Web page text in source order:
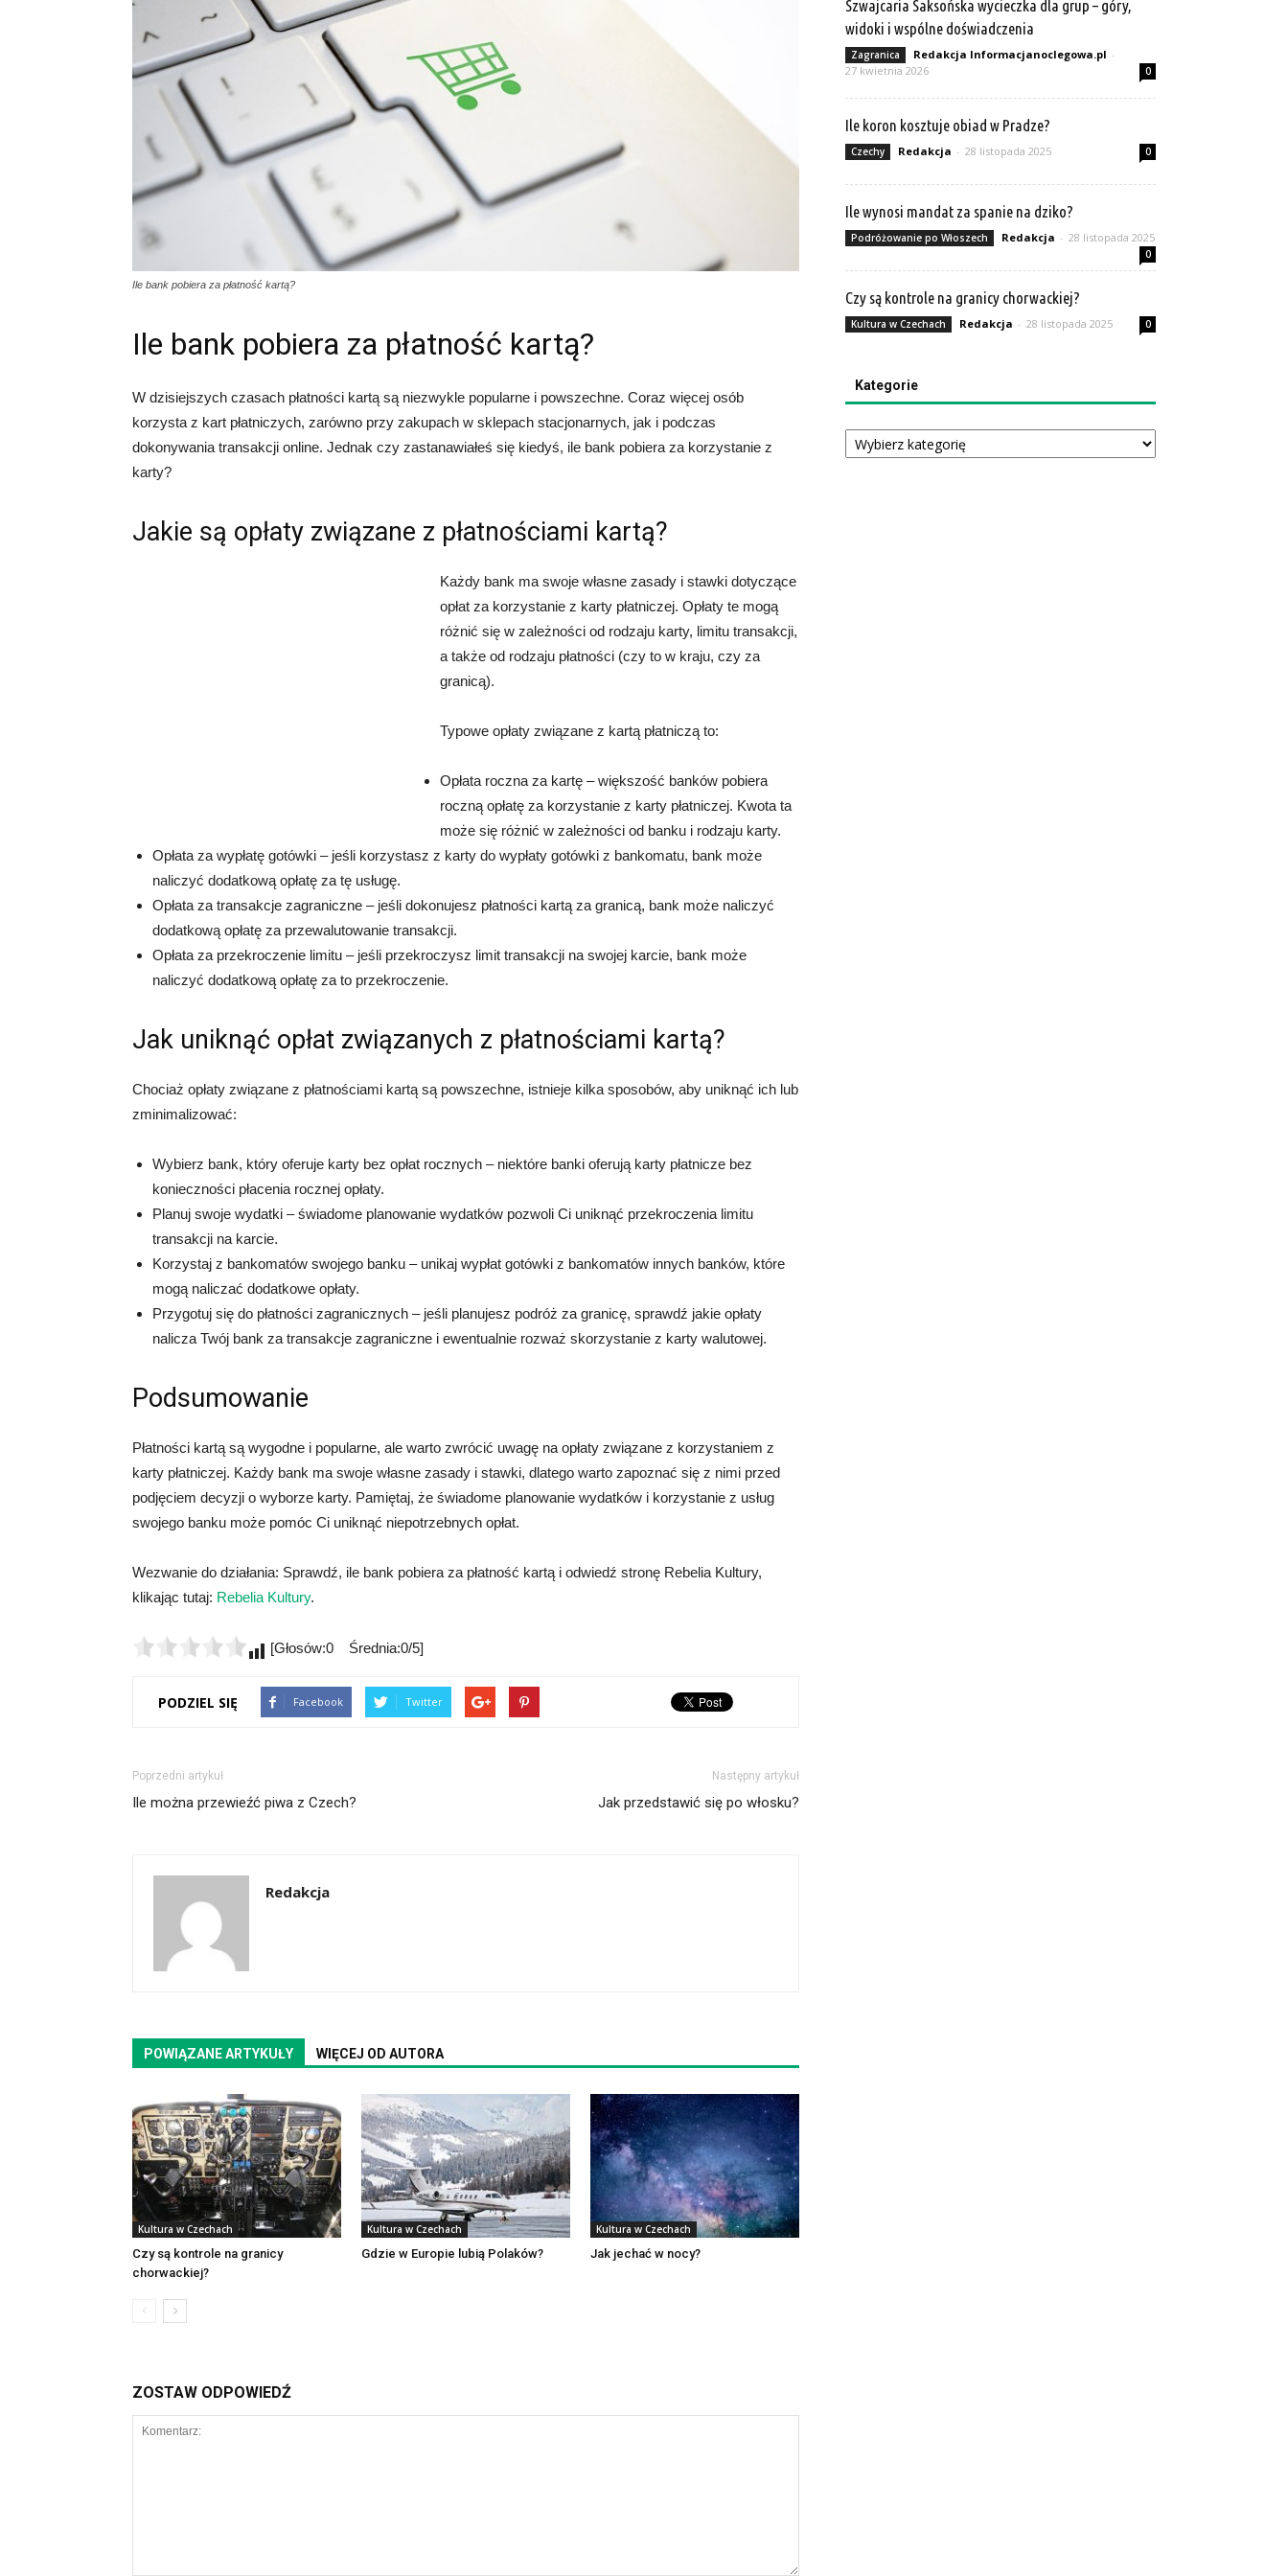
Ile bank pobiera za płatność kartą?
Ile bank pobiera za płatność kartą?
W dzisiejszych czasach płatności kartą są niezwykle popularne i powszechne. Coraz więcej osób
korzysta z kart płatniczych, zarówno przy zakupach w sklepach stacjonarnych, jak i podczas
dokonywania transakcji online. Jednak czy zastanawiałeś się kiedyś, ile bank pobiera za korzystanie z
karty?
Jakie są opłaty związane z płatnościami kartą?
Każdy bank ma swoje własne zasady i stawki dotyczące
opłat za korzystanie z karty płatniczej. Opłaty te mogą
różnić się w zależności od rodzaju karty, limitu transakcji,
a także od rodzaju płatności (czy to w kraju, czy za
granicą).
Typowe opłaty związane z kartą płatniczą to:
Opłata roczna za kartę – większość banków pobiera
roczną opłatę za korzystanie z karty płatniczej. Kwota ta
może się różnić w zależności od banku i rodzaju karty.
Opłata za wypłatę gotówki – jeśli korzystasz z karty do wypłaty gotówki z bankomatu, bank może
naliczyć dodatkową opłatę za tę usługę.
Opłata za transakcje zagraniczne – jeśli dokonujesz płatności kartą za granicą, bank może naliczyć
dodatkową opłatę za przewalutowanie transakcji.
Opłata za przekroczenie limitu – jeśli przekroczysz limit transakcji na swojej karcie, bank może
naliczyć dodatkową opłatę za to przekroczenie.
Jak uniknąć opłat związanych z płatnościami kartą?
Chociaż opłaty związane z płatnościami kartą są powszechne, istnieje kilka sposobów, aby uniknąć ich lub
zminimalizować:
Wybierz bank, który oferuje karty bez opłat rocznych – niektóre banki oferują karty płatnicze bez
konieczności płacenia rocznej opłaty.
Planuj swoje wydatki – świadome planowanie wydatków pozwoli Ci uniknąć przekroczenia limitu
transakcji na karcie.
Korzystaj z bankomatów swojego banku – unikaj wypłat gotówki z bankomatów innych banków, które
mogą naliczać dodatkowe opłaty.
Przygotuj się do płatności zagranicznych – jeśli planujesz podróż za granicę, sprawdź jakie opłaty
nalicza Twój bank za transakcje zagraniczne i ewentualnie rozważ skorzystanie z karty walutowej.
Podsumowanie
Płatności kartą są wygodne i popularne, ale warto zwrócić uwagę na opłaty związane z korzystaniem z
karty płatniczej. Każdy bank ma swoje własne zasady i stawki, dlatego warto zapoznać się z nimi przed
podjęciem decyzji o wyborze karty. Pamiętaj, że świadome planowanie wydatków i korzystanie z usług
swojego banku może pomóc Ci uniknąć niepotrzebnych opłat.
Wezwanie do działania: Sprawdź, ile bank pobiera za płatność kartą i odwiedź stronę Rebelia Kultury,
klikając tutaj: Rebelia Kultury.
[Głosów:0 Średnia:0/5]
PODZIEL SIĘ Facebook Twitter
Poprzedni artykuł
Ile można przewieźć piwa z Czech?
Następny artykuł
Jak przedstawić się po włosku?
Redakcja
POWIĄZANE ARTYKUŁY WIĘCEJ OD AUTORA
Kultura w Czechach
Czy są kontrole na granicy
chorwackiej?
Kultura w Czechach
Gdzie w Europie lubią Polaków?
Kultura w Czechach
Jak jechać w nocy?
ZOSTAW ODPOWIEDŹ
Szwajcaria Saksońska wycieczka dla grup – góry,
widoki i wspólne doświadczenia
Zagranica Redakcja Informacjanoclegowa.pl -
27 kwietnia 2026
0
Ile koron kosztuje obiad w Pradze?
Czechy Redakcja - 28 listopada 2025 0
Ile wynosi mandat za spanie na dziko?
Podróżowanie po Włoszech Redakcja - 28 listopada 2025
0
Czy są kontrole na granicy chorwackiej?
Kultura w Czechach Redakcja - 28 listopada 2025 0
Kategorie
Kategorie